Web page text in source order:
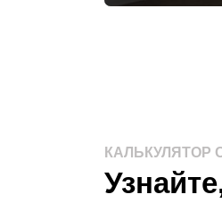
КАЛЬКУЛЯТОР